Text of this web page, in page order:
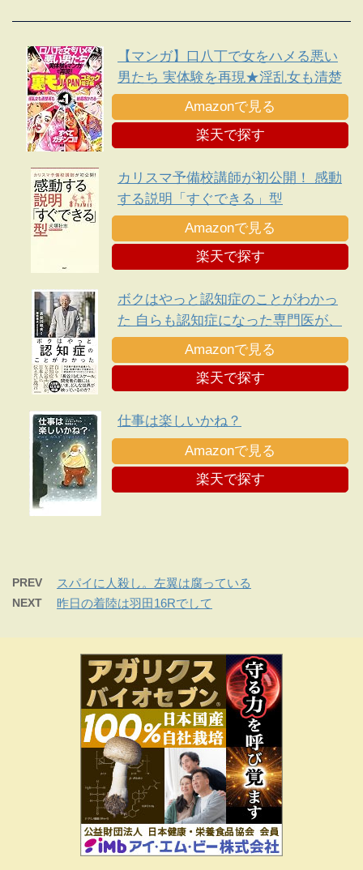
【マンガ】口八丁で女をハメる悪い
男たち 実体験を再現★淫乱女も清楚
系も結局抱かれる・・★平日イオン
のフードコートでヤンママたちがナ
ンパ待ちしている★裏モノＪＡＰＡ
Amazonで見る
楽天で探す
カリスマ予備校講師が初公開！ 感動
する説明「すぐできる」型
Amazonで見る
楽天で探す
ボクはやっと認知症のことがわかっ
た 自らも認知症になった専門医が、
日本人に伝えたい遺言
Amazonで見る
楽天で探す
仕事は楽しいかね？
Amazonで見る
楽天で探す
PREV スパイに人殺し。左翼は腐っている
NEXT 昨日の着陸は羽田16Rでして